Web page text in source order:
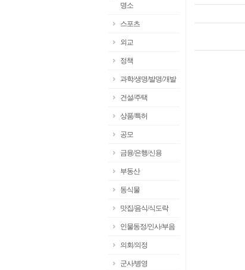
명소
스포츠
외교
정책
과학/생명/발명/개발
건설/주택
상품/특허
공모
금융/은행/신용
부동산
동식물
맛집/음식/식도락
인물동정/인사/부음
의회/의정
군사/병영